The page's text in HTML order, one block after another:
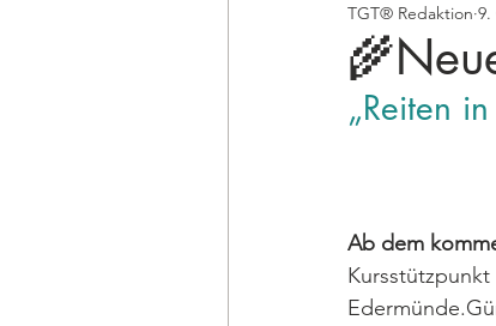
TGT® BlogTGT® Redaktion 9.
„Reiten
Ab dem